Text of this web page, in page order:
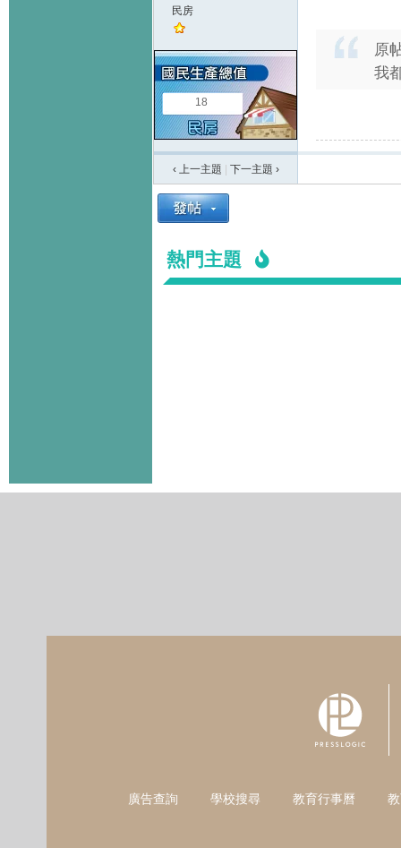
民房
18
原
我
‹ 上一主題 下一主題 ›
熱門主題
廣告查詢 學校搜尋 教育行事曆